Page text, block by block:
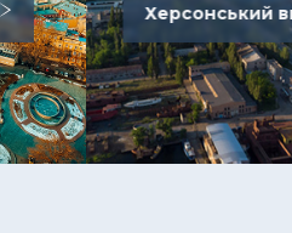
Херсонський